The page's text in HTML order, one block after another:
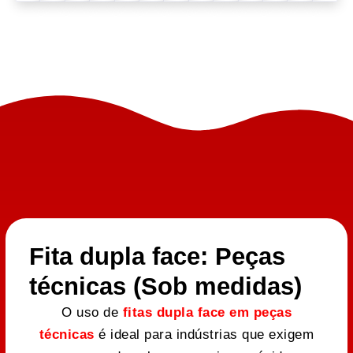
Fita dupla face: Peças
técnicas (Sob medidas)
O uso de fitas dupla face em peças
técnicas é ideal para indústrias que exigem